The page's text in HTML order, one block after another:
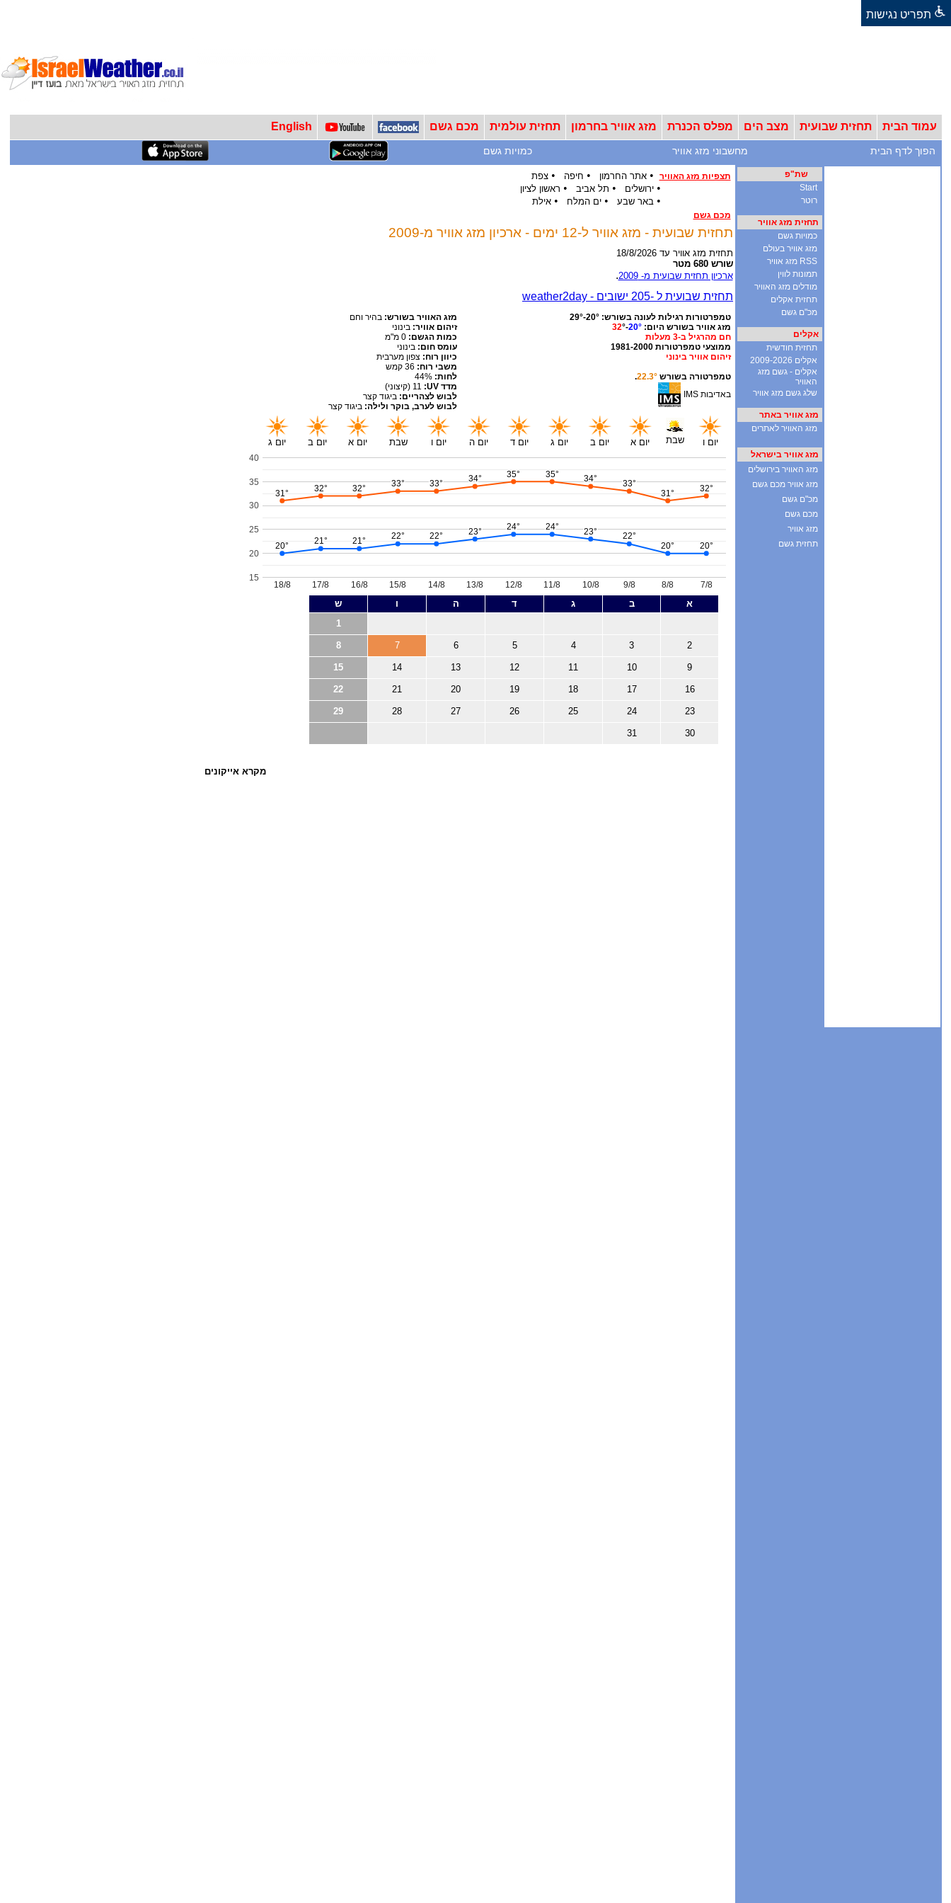
תפריט נגישות
עמוד הבית תחזית שבועית מצב הים מפלס הכנרת מזג אוויר בחרמון תחזית עולמית מכם גשם English
הפוך לדף הבית מחשבוני מזג אוויר כמויות גשם
שת"פ
Start
רוטר
תחזית מזג אוויר
כמויות גשם
מזג אוויר בעולם
RSS מזג אוויר
תמונות לווין
מודלים מזג האוויר
תחזית אקלים
מכ"ם גשם
אקלים
תחזית חודשית
אקלים 2009-2026
אקלים - גשם מזג
האוויר
שלג גשם מזג אוויר
מזג אוויר באתר
מזג האוויר לאתרים
מזג אוויר בישראל
מזג האוויר בירושלים
מזג אוויר מכם גשם
מכ"ם גשם
מכם גשם
מזג אוויר
תחזית גשם
תצפיות מזג האוויר •אתר החרמון • חיפה •צפת
•ירושלים • תל אביב • ראשון לציון
• באר שבע •ים המלח •אילת
מכם גשם
תחזית שבועית - מזג אוויר ל-12 ימים - ארכיון מזג אוויר מ-2009
תחזית מזג אוויר עד 18/8/2026
שורש 680 מטר
ארכיון תחזית שבועית מ- 2009
.
מקרא אייקונים